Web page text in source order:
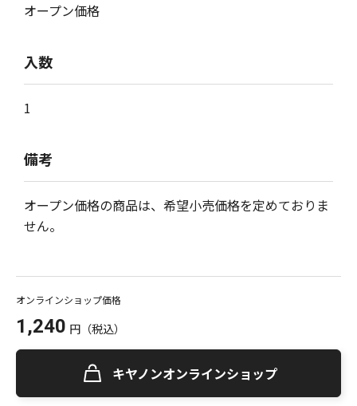
オープン価格
入数
1
備考
オープン価格の商品は、希望小売価格を定めておりま
せん。
オンラインショップ価格
1,240 円 （税込）
キヤノンオンラインショップ